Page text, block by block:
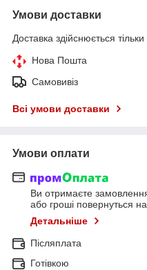
Умови доставки
Доставка здійснюється
Нова Пошта
Самовивіз
Всі умови доставки
Умови оплати
Ви отримаєте
або гроші повернуться
Детальніше
Післяплата
Готівкою